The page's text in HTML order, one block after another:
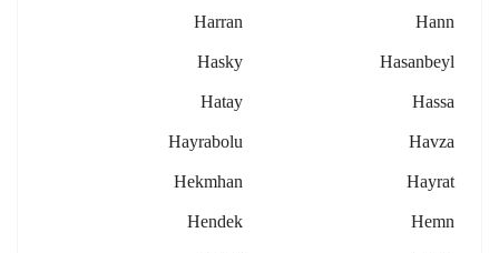
Hann
Harran
Hasanbeyl
Hasky
Hassa
Hatay
Havza
Hayrabolu
Hayrat
Hekmhan
Hemn
Hendek